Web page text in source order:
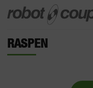
RASPEN